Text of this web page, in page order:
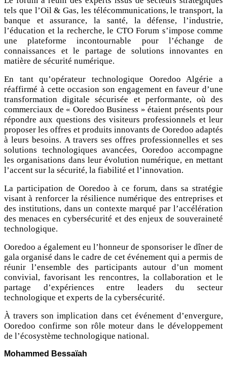
tels que l’Oil & Gas, les télécommunications, le transport, la
banque et assurance, la santé, la défense, l’industrie,
l’éducation et la recherche, le CTO Forum s’impose comme
une plateforme incontournable pour l’échange de
connaissances et le partage de solutions innovantes en
matière de sécurité numérique.
En tant qu’opérateur technologique Ooredoo Algérie a
réaffirmé à cette occasion son engagement en faveur d’une
transformation digitale sécurisée et performante, où des
commerciaux de « Ooredoo Business » étaient présents pour
répondre aux questions des visiteurs professionnels et leur
proposer les offres et produits innovants de Ooredoo adaptés
à leurs besoins. A travers ses offres professionnelles et ses
solutions technologiques avancées, Ooredoo accompagne
les organisations dans leur évolution numérique, en mettant
l’accent sur la sécurité, la fiabilité et l’innovation.
La participation de Ooredoo à ce forum, dans sa stratégie
visant à renforcer la résilience numérique des entreprises et
des institutions, dans un contexte marqué par l’accélération
des menaces en cybersécurité et des enjeux de souveraineté
technologique.
Ooredoo a également eu l’honneur de sponsoriser le dîner de
gala organisé dans le cadre de cet événement qui a permis de
réunir l’ensemble des participants autour d’un moment
convivial, favorisant les rencontres, la collaboration et le
partage d’expériences entre leaders du secteur
technologique et experts de la cybersécurité.
À travers son implication dans cet événement d’envergure,
Ooredoo confirme son rôle moteur dans le développement
de l’écosystème technologique national.
Mohammed Bessaïah